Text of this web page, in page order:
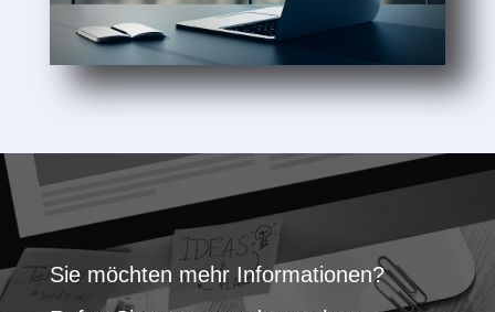
Sie möchten mehr Informationen?